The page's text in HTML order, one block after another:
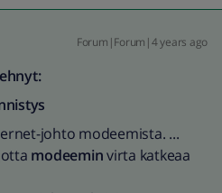
Forum|Forum|4 years ago
johto modeemista. ...
modeeminvirta katkeaa